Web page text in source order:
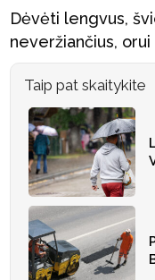
Dėvėti lengvus,
neveržiančius,
Taip pat skaitykite